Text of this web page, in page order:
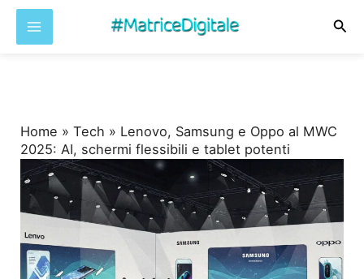
Home »Tech » Lenovo, Samsung e Oppo al MWC
2025: AI, schermi flessibili e tablet potenti